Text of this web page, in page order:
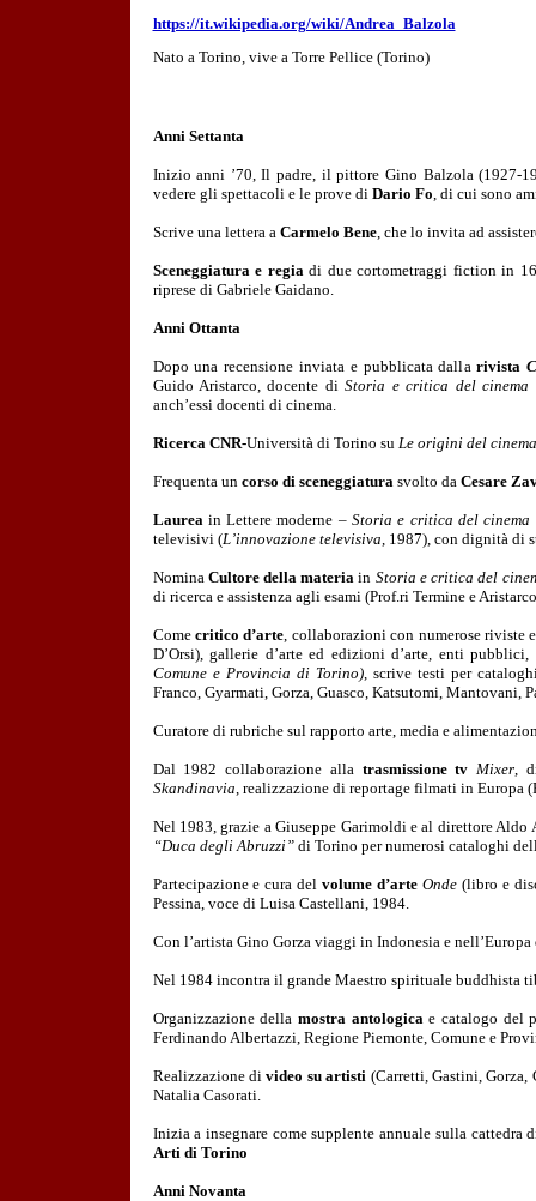
https://it.wikipedia.org/wiki/Andrea_Balzola
Nato a Torino, vive a Torre Pellice (Torino)
Anni Settanta
Inizio anni ’70, Il padre, il pittore Gino Balzola (1927-
vedere gli spettacoli e le prove di Dario Fo, di cui sono
Scrive una lettera a Carmelo Bene, che lo invita ad
Sceneggiatura e regiadi due cortometraggi fiction in
riprese di Gabriele Gaidano.
Anni Ottanta
Dopo una recensione inviata e pubblicata dallarivista
Guido Aristarco, docente diStoria e critica del cinema
anch’essi docenti di cinema.
Ricerca CNR-Università di Torino su Le origini del
Frequenta un corso di sceneggiaturasvolto da Cesare
Laureain Lettere moderne –Storia e critica del cinema
televisivi (L’innovazione televisiva, 1987), con dignità di
Nomina Cultore della materia in Storia e critica del
di ricerca e assistenza agli esami (Prof.ri Termine e
Come critico d’arte, collaborazioni con numerose riviste
D’Orsi), gallerie d’arte ed edizioni d’arte, enti
Comune e Provincia di Torino), scrive testi per
Franco, Gyarmati, Gorza, Guasco, Katsutomi, Mantovani,
Curatore di rubriche sul rapporto arte, media e
Dal 1982 collaborazione alla trasmissione tv Mixer,
Skandinavia, realizzazione di reportage filmati in Europa
Nel 1983, grazie a Giuseppe Garimoldi e al direttore
“Duca degli Abruzzi” di Torino per numerosi cataloghi
Partecipazione e cura delvolume d’arte Onde(libro e
Pessina, voce di Luisa Castellani, 1984.
Con l’artista Gino Gorza viaggi in Indonesia e
Nel 1984 incontra il grande Maestro spirituale buddhista
Organizzazione della mostra antologicae catalogo del
Ferdinando Albertazzi, Regione Piemonte, Comune e
Realizzazione divideo su artisti (Carretti, Gastini,
Natalia Casorati.
Inizia a insegnare come supplente annuale sulla cattedra
Arti di Torino
Anni Novanta